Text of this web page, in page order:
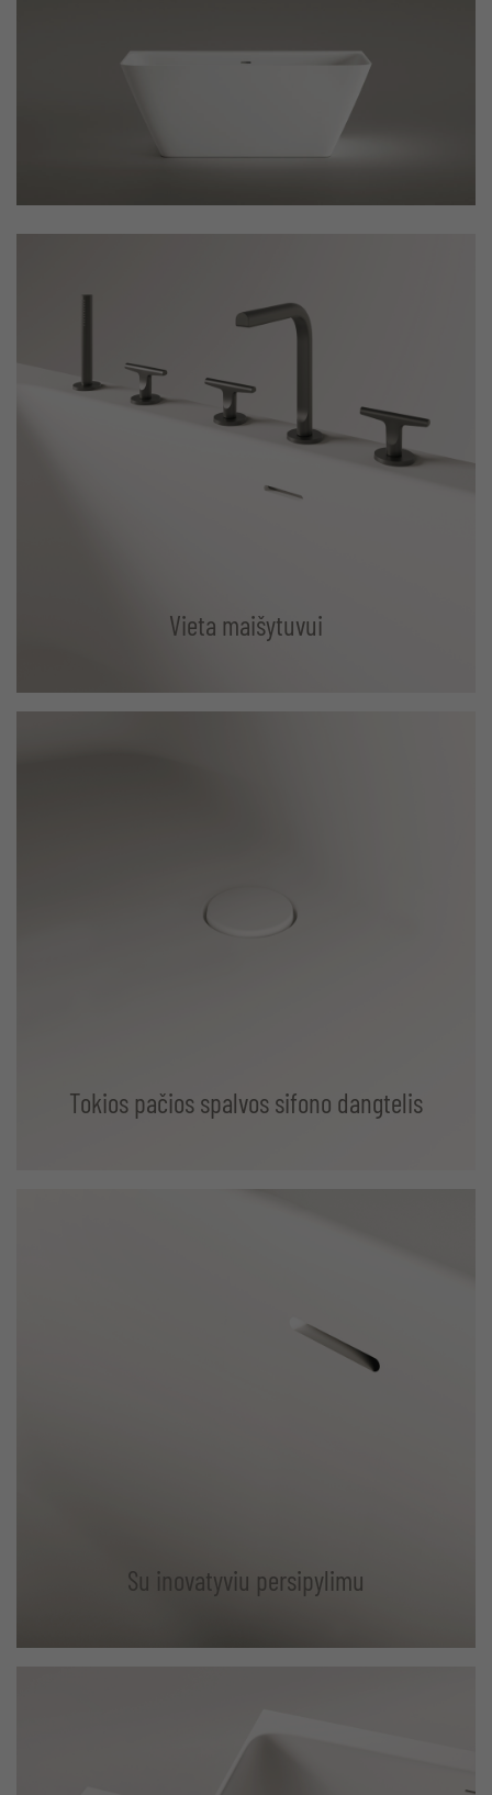
Vieta maišytuvui
Tokios pačios spalvos sifono dangtelis
Su inovatyviu persipylimu